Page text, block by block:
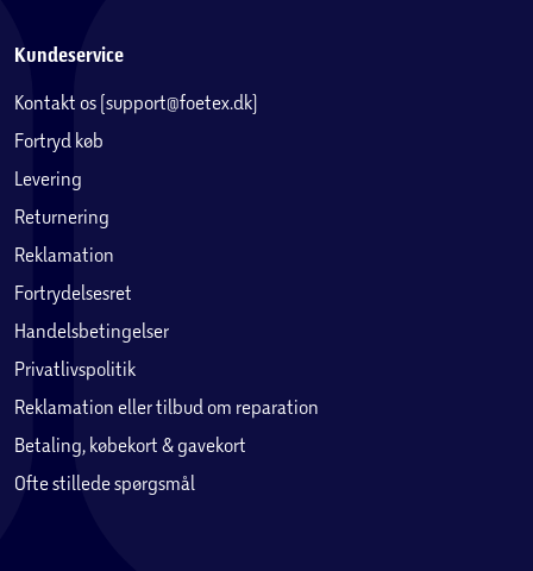
Kundeservice
Kontakt os (support@foetex.dk)
Fortryd køb
Levering
Returnering
Reklamation
Fortrydelsesret
Handelsbetingelser
Privatlivspolitik
Reklamation eller tilbud om reparation
Betaling, købekort & gavekort
Ofte stillede spørgsmål